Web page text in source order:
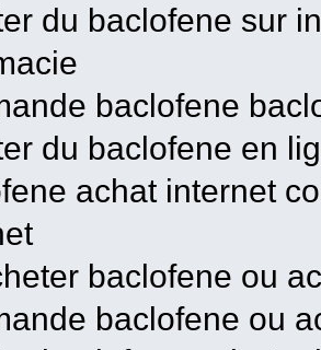
du baclofene sur
baclofene
du baclofene en
achat internet
baclofene ou
baclofene ou